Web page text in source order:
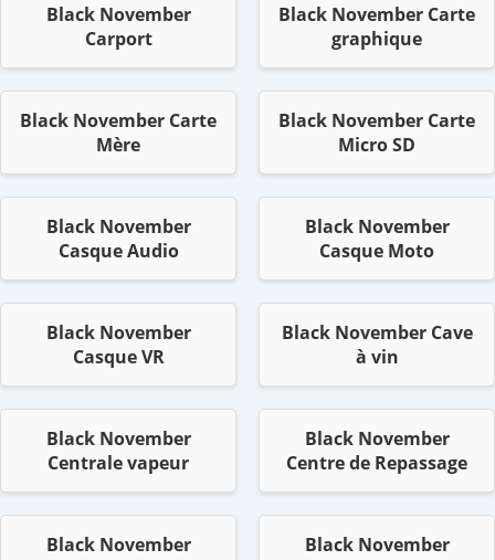
Black November
Carport
Black November Carte
graphique
Black November Carte
Mère
Black November Carte
Micro SD
Black November
Casque Audio
Black November
Casque Moto
Black November
Casque VR
Black November Cave
à vin
Black November
Centrale vapeur
Black November
Centre de Repassage
Black November
Black November